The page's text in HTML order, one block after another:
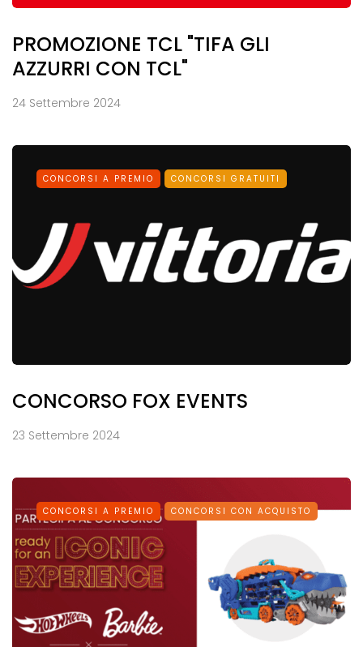
PROMOZIONE TCL "TIFA GLI
AZZURRI CON TCL"
24 Settembre 2024
CONCORSI A PREMIO CONCORSI GRATUITI
CONCORSO FOX EVENTS
23 Settembre 2024
CONCORSI A PREMIO CONCORSI CON ACQUISTO